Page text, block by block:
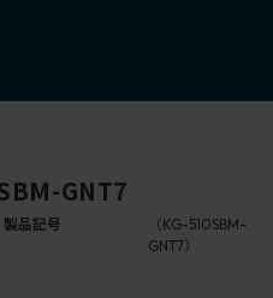
GNT7
製品記号
（KG-510SBM-
GNT7）